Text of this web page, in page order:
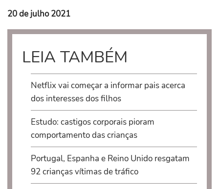
20 de julho 2021
LEIA TAMBÉM
Netflix vai começar a informar pais acerca
dos interesses dos filhos
Estudo: castigos corporais pioram
comportamento das crianças
Portugal, Espanha e Reino Unido resgatam
92 crianças vítimas de tráfico